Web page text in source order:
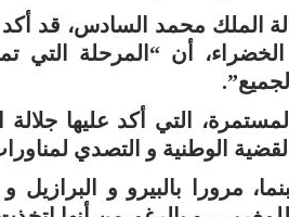
الملك محمد السادس، قد
الخضراء، أن “المرحلة التي
المستمرة، التي أكد عليها
القضية الوطنية و التصدي
مرورا بالبيرو و